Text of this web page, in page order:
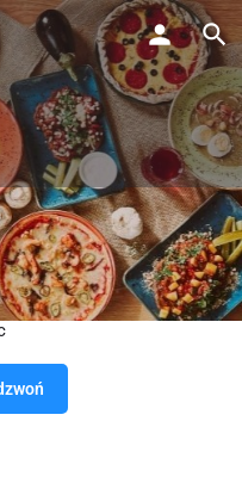
bez pszenicy